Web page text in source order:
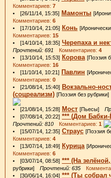
Комментариев: 7
• [26/11/14, 15:35] Мамонты
Комментариев: 6
• [17/10/14, 21:05] Конь
Комментариев: 15
• [14/10/14, 18:35] Черепаха и
Прочтений: 691 Комментариев: 4
• [13/10/14, 15:53] Корова [Поэзия
Комментариев: 16
• [11/10/14, 10:21] Павлин
Комментариев: 0
• [21/08/14, 15:40] Вокзально-
(соцреализм) [Поэзия без рубрики]
• [21/08/14, 15:28] Мост [Пьесы]
• [07/08/14, 20:22] *** (Дом
Прочтений: 810 Комментариев: 1
• [15/07/14, 12:35] Страус [Поэзия
Комментариев: 4
• [13/07/14, 18:49] Курица
Комментариев: 6
• [03/07/14, 08:58] *** (На
рубрики] Прочтений: 635
• [30/06/14, 16:04] *** (Ты собрал